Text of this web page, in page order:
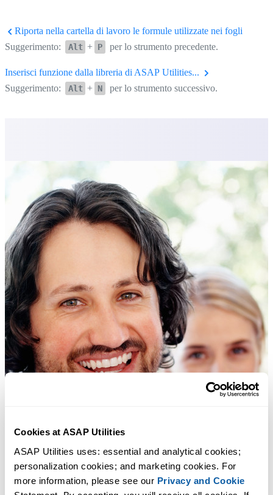
Cookies at ASAP Utilities
ASAP Utilities uses: essential and analytical cookies;
personalization cookies; and marketing cookies. For
more information, please see our Privacy and Cookie
Riporta nella cartella di lavoro le formule utilizzate nei fogli
Suggerimento:
Alt + P per lo strumento precedente.
Inserisci funzione dalla libreria di ASAP Utilities...
Suggerimento:
Alt + N per lo strumento successivo.